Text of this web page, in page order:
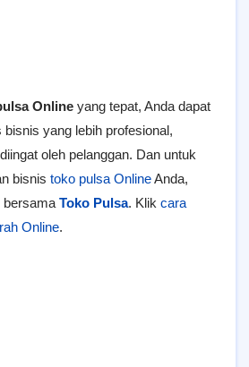
Online yang tepat, Anda dapat
yang lebih profesional,
oleh pelanggan. Dan untuk
bisnis toko pulsa OnlineAnda,
bersama Toko Pulsa. Klik cara
Online.